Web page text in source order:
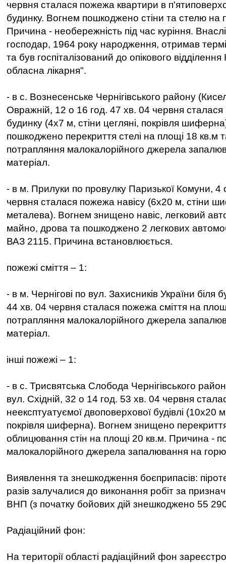
червня сталася пожежа квартири в
будинку. Вогнем пошкоджено стіни та стелю на
Причина - необережність під час куріння.
господар, 1964 року народження, отримав
та був госпіталізований до опікового
обласна лікарня".
- в с. Вознесенське Чернігівського району
Овражній, 12 о 16 год. 47 хв. 04 червня
будинку (4х7 м, стіни цегляні, покрівля
пошкоджено перекриття стелі на площі 18 кв.м
потрапляння малокалорійного джерела
матеріал.
- в м. Прилуки по провулку Паризької Комуни, 4
червня сталася пожежа навісу (6х20 м, стіни
металева). Вогнем знищено навіс, легковий
майно, дрова та пошкоджено 2 легкових
ВАЗ 2115. Причина встановлюється.
пожежі сміття – 1:
- в м. Чернігові по вул. Захисників України
44 хв. 04 червня сталася пожежа сміття на
потрапляння малокалорійного джерела
матеріал.
інші пожежі – 1:
- в с. Трисвятська Слобода Чернігівського
вул. Східній, 32 о 14 год. 53 хв. 04 червня
неексптуатуємої двоповерхової будівлі (10х20
покрівля шиферна). Вогнем знищено перекриття
облицювання стін на площі 20 кв.м. Причина -
малокалорійного джерела запалювання на
Виявлення та знешкодження боєприпасів:
разів залучалися до виконання робіт за
ВНП (з початку бойових дій знешкоджено 55
Радіаційний фон:
На території області радіаційний фон